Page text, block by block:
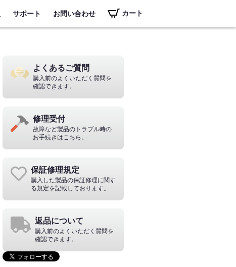
サポート お問い合わせ カート
よくあるご質問
購入前のよくいただく質問を
確認できます。
修理受付
故障など製品のトラブル時の
お手続きはこちら。
保証修理規定
購入した製品の保証修理に関す
る規定を記載しております。
返品について
購入前のよくいただく質問を
確認できます。